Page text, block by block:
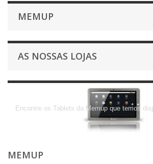
MEMUP
AS NOSSAS LOJAS
Encontre os Tablets da Memup que temos
MEMUP